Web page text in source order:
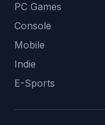
PC Games
Console
Mobile
Indie
E-Sports